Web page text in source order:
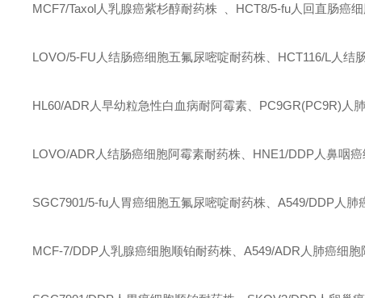
MCF7/Taxol人乳腺癌紫杉醇耐药株 HCT8/5-fu人回直肠癌
LOVO/5-FU人结肠癌细胞五氟尿嘧啶耐药株 HCT116/L人结
HL60/ADR人早幼粒急性白血病耐阿霉素 PC9GR(PC9R)人
LOVO/ADR人结肠癌细胞阿霉素耐药株 HNE1/DDP人鼻咽
SGC7901/5-fu人胃癌细胞五氟尿嘧啶耐药株 A549/DDP人肺
MCF-7/DDP人乳腺癌细胞顺铂耐药株 A549/ADR人肺癌细胞